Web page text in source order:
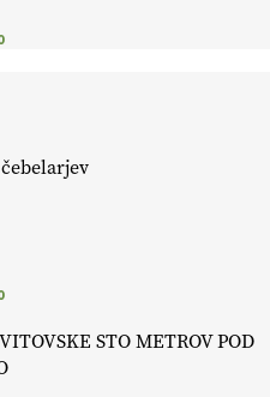
UKRAJINA vs.
ekološka kmetija
VLOG Okus je
ekološka kmetija PR'
STO METROV POD